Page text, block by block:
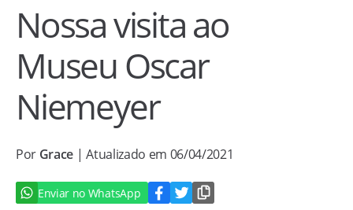
Nossa visita ao
Museu Oscar
Niemeyer
Por Grace | Atualizado em 06/04/2021
Enviar no WhatsApp